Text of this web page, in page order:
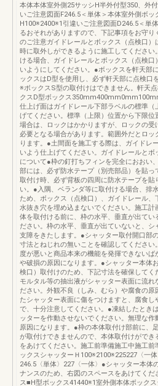
本体本体室外側25サッシH半外付型350、外
いご注意図面F246.5＜単体＞本体室外側ボッ
H100※2400※1引違いご注意図面D246.5＜単
るおそれがありますので、下記事項をお守り
のご注意ガイドレールとボックス（点検口）
時に取外しができるように施工してください
ける場合、ガイドレールとボックス（点検口
いようにしてください。●ボックスを軒天部
ックスはD型を使用し、必ず軒天部に点検口
※ボックスS型の取付けはできません。軒天
クスD型ボックス
仕上げ面はガイドレール下部ラベルの標準（
げてください。標準（上限）位置から下限位
場合は、ロックはかかりますが、ロックの受
必要となる場合があります。範囲外だとロッ
ります。●土間面を施工する際は、ガイドレ
いよう仕上げてください。ガイドレールとボ
について●枠の釘打ちフィンを完全におおい
部には、必ず防水テープ（別売部品）を貼っ
取付け時、必ず背板の四周に防水テープを貼
い。●入隅、ベランダ等に取付ける場合、排
ため、ボックス（点検口）、ガイドレール、
水抜き穴を埋め込まないでください。施工計
体を取付ける前に、枠の水平、垂直が出てい
ださい。枠の水平、垂直が出ていないと、シ
支障をきたします。●シャッター取付開口部
寸法とねじれの無いことを確認してください
度が悪いと商品本来の機能を発揮できないば
や破損の原因になります。●シャッター本体
検口）取付けのため、下記寸法を確保してく
モルタル等の抽出液がシャッター表面に流れ
ださい。外観不良（しみ、むら）や腐食の原
たシャッター表面に傷をつけますと、腐食し
で、十分注意してください。●凍結したとき
ッターを作動させないでください。無理な作
原因になります。●枠の本体取付け部前に、
が取付けできませんので、本体取付けができ
をあけてください。施工前準備施工中施工前
ックスシャッターＨ100※2100※225227〈一体
246.5〈単体〉227〈一体〉●シャッター本体
ナンスのため、右図のスペースをあけてくだ
ス■H型ボックス41440※1室外側本体ボック